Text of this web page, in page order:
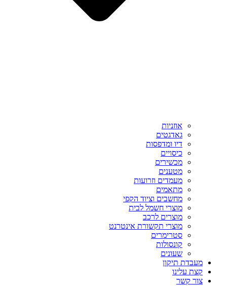
אוזניות
גאדגטים
דיו ומדפסות
כיסויים
מכשירים
מטענים
מעמדים וזרועות
מתאמים
מחשבים וציוד הקפי
מוצרי חשמל לבית
מוצרים לרכב
מוצרי תקשורת אינטרנט
סטרימרים
קונסולות
שעונים
מעבדת תיקון
קצת עלינו
צור קשר